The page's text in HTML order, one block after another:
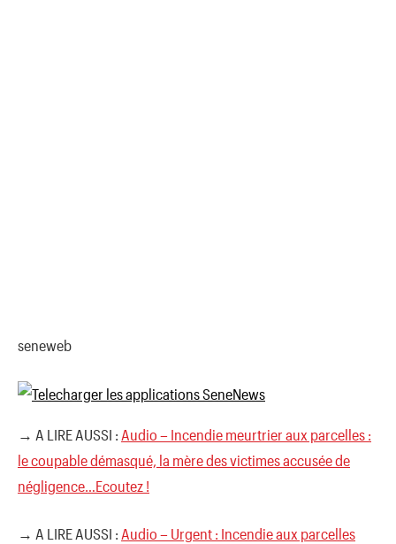
seneweb
→ A LIRE AUSSI : Audio – Incendie meurtrier aux parcelles :
le coupable démasqué, la mère des victimes accusée de
négligence…Ecoutez !
→ A LIRE AUSSI : Audio – Urgent : Incendie aux parcelles